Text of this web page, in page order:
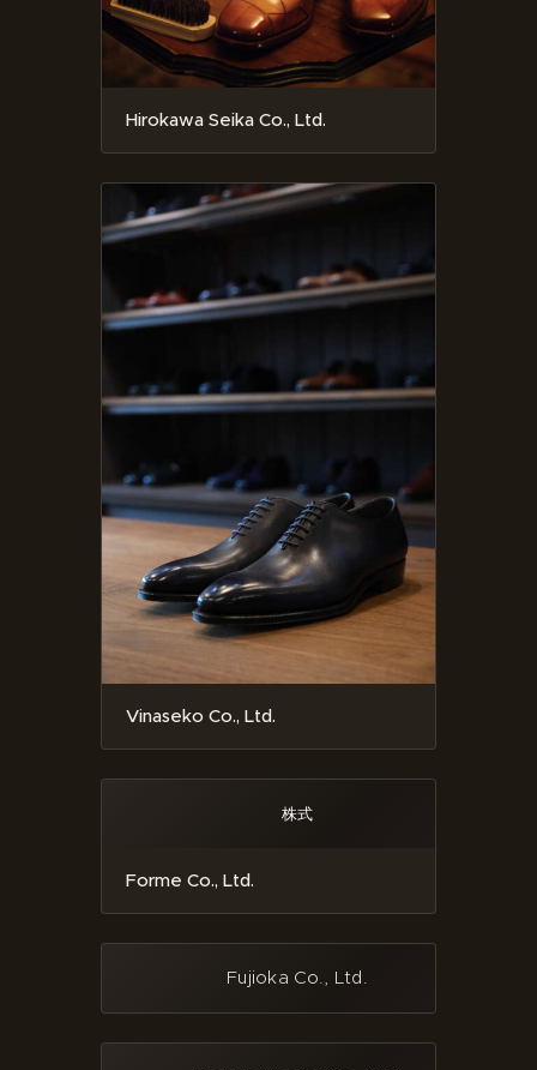
Hirokawa Seika Co., Ltd.
Vinaseko Co., Ltd.
株式
Forme Co., Ltd.
Fujioka Co., Ltd.